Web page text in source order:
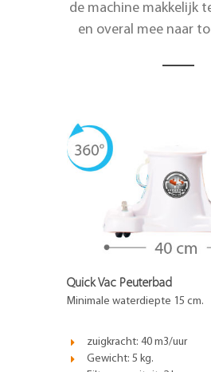
de machine makkelijk
en overal mee naar
Quick Vac Peuterbad
Minimale waterdiepte 15 cm.
zuigkracht: 40 m3/uur
Gewicht: 5 kg.